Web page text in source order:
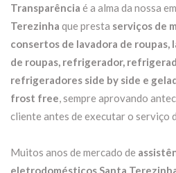
Transparência é a alma da nossa
Terezinha que presta serviços de
consertos de lavadora de roupas,
de roupas, refrigerador,
refrigeradores side by side e
frost free, sempre aprovando
cliente antes de executar o serviço
Muitos anos de mercado de
eletrodomésticos Santa